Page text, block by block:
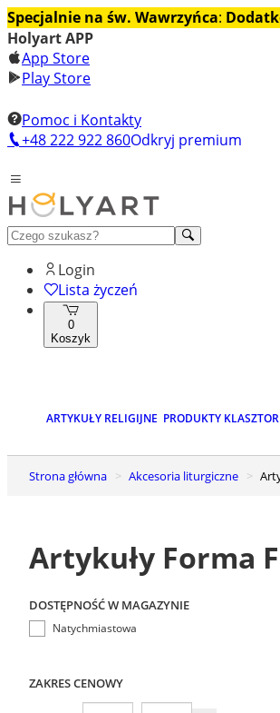
Specjalnie na św. Wawrzyńca:
Holyart APP
App Store
Play Store
Pomoc i Kontakty
+48 222 922 860Odkryj premium
Login
Lista życzeń
0
Koszyk
ARTYKUŁY RELIGIJNE PRODUKTY
Strona główna Akcesoria liturgiczne
Artykuły Forma
DOSTĘPNOŚĆ W MAGAZYNIE
Natychmiastowa
ZAKRES CENOWY